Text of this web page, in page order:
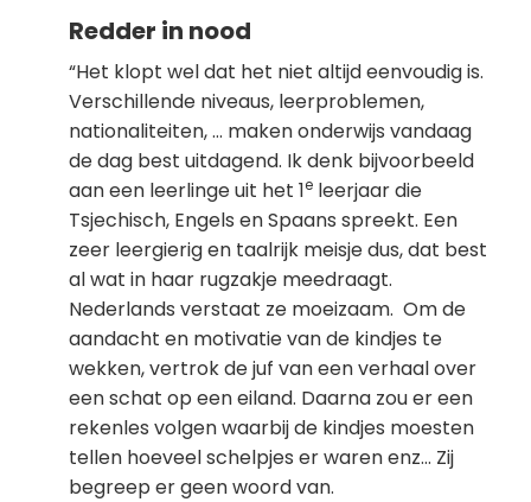
Redder in nood
“Het klopt wel dat het niet altijd eenvoudig is.
Verschillende niveaus, leerproblemen,
nationaliteiten, … maken onderwijs vandaag
de dag best uitdagend. Ik denk bijvoorbeeld
aan een leerlinge uit het 1e leerjaar die
Tsjechisch, Engels en Spaans spreekt. Een
zeer leergierig en taalrijk meisje dus, dat best
al wat in haar rugzakje meedraagt.
Nederlands verstaat ze moeizaam. Om de
aandacht en motivatie van de kindjes te
wekken, vertrok de juf van een verhaal over
een schat op een eiland. Daarna zou er een
rekenles volgen waarbij de kindjes moesten
tellen hoeveel schelpjes er waren enz… Zij
begreep er geen woord van.